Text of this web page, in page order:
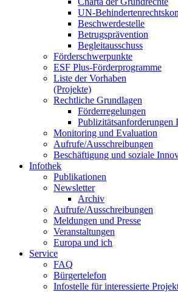
UN-
Be­schwer­de­stel­le
Be­trugs­prä­ven­ti­on
Be­glei­taus­schuss
För­der­schwer­punk­te
ESF Plus-För­der­pro­gram­me
Lis­te der Vor­ha­ben
(Pro­jek­te)
Recht­li­che Grund­la­gen
För­der­re­ge­lun­gen
Pu­bli­zi­täts­an­for­de­run­gen
Mo­ni­to­ring und Eva­lua­ti­on
Auf­ru­fe/Aus­schrei­bun­gen
Be­schäf­ti­gung und so­zia­le
In­fo­thek
Pu­bli­ka­tio­nen
Newslet­ter
Ar­chiv
Auf­ru­fe/Aus­schrei­bun­gen
Mel­dun­gen und Pres­se
Ver­an­stal­tun­gen
Eu­ro­pa und ich
Ser­vice
FAQ
Bür­ger­te­le­fon
In­fo­stel­le für in­ter­es­sier­te